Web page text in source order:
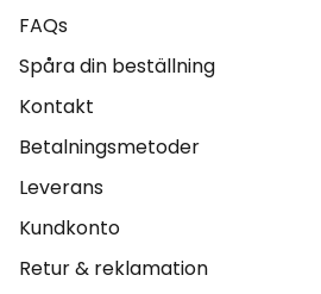
FAQs
Spåra din beställning
Kontakt
Betalningsmetoder
Leverans
Kundkonto
Retur & reklamation